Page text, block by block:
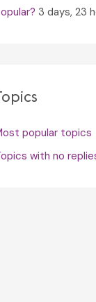
3 days, 23
popular topics
with no